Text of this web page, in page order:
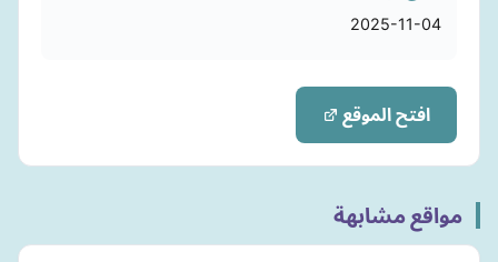
2025-11-04
افتح الموقع
مواقع مشابهة